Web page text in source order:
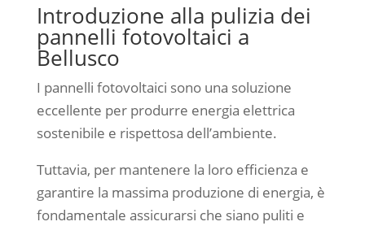
Introduzione alla pulizia dei
pannelli fotovoltaici a
Bellusco
I pannelli fotovoltaici sono una soluzione
eccellente per produrre energia elettrica
sostenibile e rispettosa dell’ambiente.
Tuttavia, per mantenere la loro efficienza e
garantire la massima produzione di energia, è
fondamentale assicurarsi che siano puliti e